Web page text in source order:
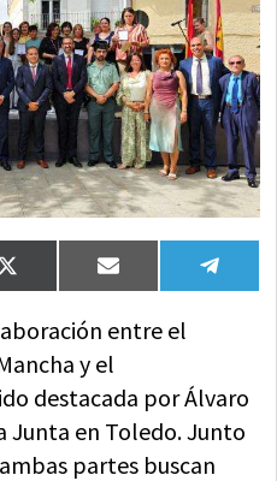
Compartir
en
X
(Twitter)
Compartir
en
Email
en
entre el
y el
destacada por Álvaro
Junta en Toledo. Junto
partes buscan